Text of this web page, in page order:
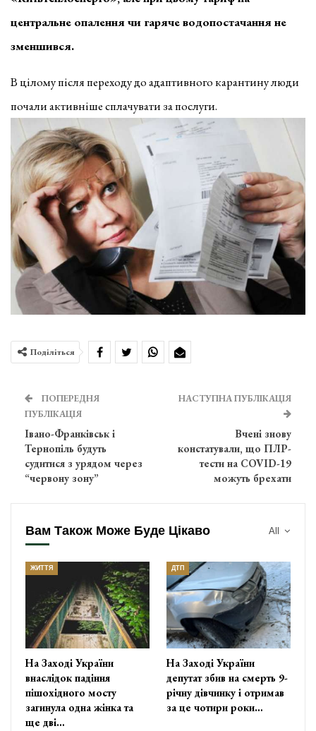
центральне опалення чи гаряче водопостачання не
зменшився.
В цілому після переходу до адаптивного карантину люди
почали активніше сплачувати за послуги.
Поділіться
ПОПЕРЕДНЯ
ПУБЛІКАЦІЯ
Івано-Франківськ і
Тернопіль будуть
судитися з урядом через
“червону зону”
НАСТУПНА ПУБЛІКАЦІЯ
Вчені знову
констатували, що ПЛР-
тести на COVID-19
можуть брехати
All
Вам Також Може Буде Цікаво
ЖИТТЯ
На Заході України
внаслідок падіння
пішохідного мосту
загинула одна жінка та
ще дві…
ДТП
На Заході України
депутат збив на смерть 9-
річну дівчинку і отримав
за це чотири роки…